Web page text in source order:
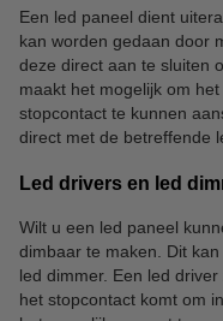
Een led paneel dient
kan worden gedaan door
deze direct aan te sluiten
maakt het mogelijk om
stopcontact te kunnen
direct met de betreffende
Led drivers en led
Wilt u een led paneel
dimbaar te maken. Dit
led dimmer. Een led
het stopcontact komt om